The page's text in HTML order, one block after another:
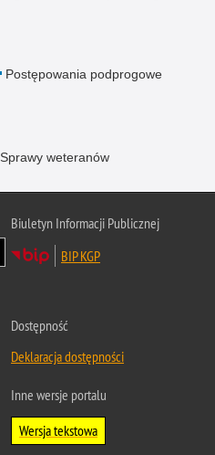
Postępowania podprogowe
Sprawy weteranów
Biuletyn Informacji Publicznej
BIP KGP
Dostępność
Deklaracja dostępności
Inne wersje portalu
Wersja tekstowa